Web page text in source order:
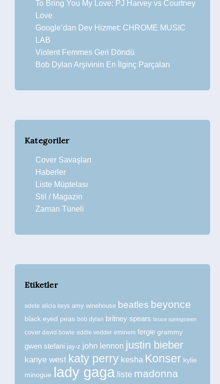
To Bring You My Love: PJ Harvey vs Courtney
Love
Google’dan Dev Hizmet: CHROME MUSIC
LAB
Violent Femmes Geri Döndü
Bob Dylan Arşivinin En İlginç Parçaları
Kategoriler
Cover Savaşları
Haberler
Liste Müptelası
Stil / Magazin
Zaman Tüneli
Etiketler
adele alicia keys amy winehouse beatles beyonce
black eyed peas bob dylan britney spears bruce springsteen
cover david bowie eddie vedder eminem fergie grammy
gwen stefani jay-z john lennon justin bieber
kanye west katy perry kesha Konser kylie
minogue lady gaga liste madonna